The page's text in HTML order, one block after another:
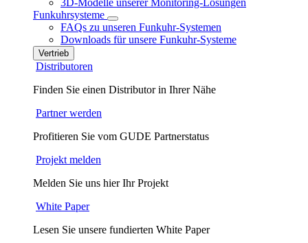
3D-Modelle unserer Monitoring-Lösungen
Funkuhrsysteme
FAQs zu unseren Funkuhr-Systemen
Downloads für unsere Funkuhr-Systeme
Vertrieb
Distributoren
Finden Sie einen Distributor in Ihrer Nähe
Partner werden
Profitieren Sie vom GUDE Partnerstatus
Projekt melden
Melden Sie uns hier Ihr Projekt
White Paper
Lesen Sie unsere fundierten White Paper